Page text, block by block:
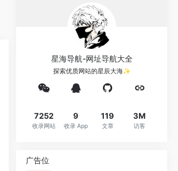
星海导航-网址导航大全
探索优质网站的星辰大海✨
7252
收录网站
9
收录 App
119
文章
3M
访客
广告位